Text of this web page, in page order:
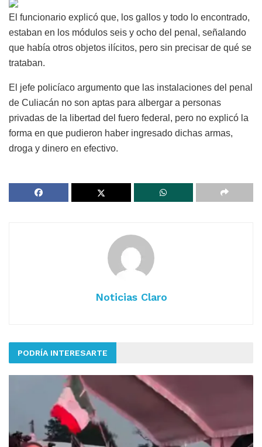
El funcionario explicó que, los gallos y todo lo encontrado,
estaban en los módulos seis y ocho del penal, señalando
que había otros objetos ilícitos, pero sin precisar de qué se
trataban.
El jefe policíaco argumento que las instalaciones del penal
de Culiacán no son aptas para albergar a personas
privadas de la libertad del fuero federal, pero no explicó la
forma en que pudieron haber ingresado dichas armas,
droga y dinero en efectivo.
Noticias Claro
PODRÍA INTERESARTE